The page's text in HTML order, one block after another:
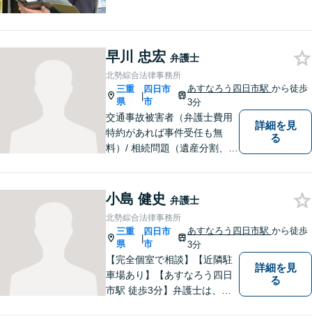
早川 忠宏 弁護士
北勢綜合法律事務所
三重
県
|
四日市
市
あすなろう四日市駅 から徒歩
3分
交通事故被害者（弁護士費用
特約があれば事件受任も無
料）/ 相続問題（遺産分割、遺
詳細を見
る
小島 健史 弁護士
北勢綜合法律事務所
三重
県
|
四日市
市
あすなろう四日市駅 から徒歩
3分
【完全個室で相談】【近隣駐
車場あり】【あすなろう四日
市駅 徒歩3分】弁護士は、依
詳細を見
る